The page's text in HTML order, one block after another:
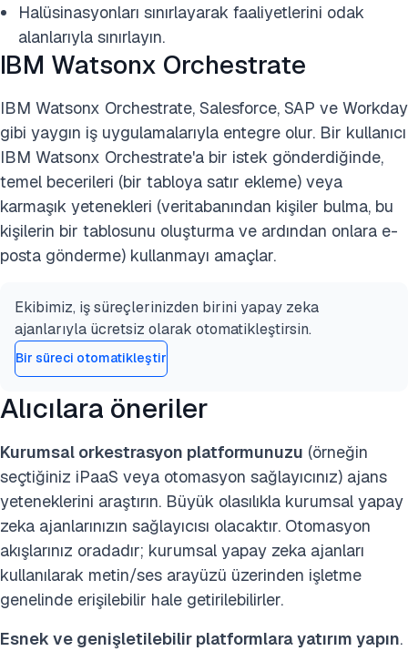
Halüsinasyonları sınırlayarak faaliyetlerini odak
alanlarıyla sınırlayın.
IBM Watsonx Orchestrate
IBM Watsonx Orchestrate, Salesforce, SAP ve Workday
gibi yaygın iş uygulamalarıyla entegre olur. Bir kullanıcı
IBM Watsonx Orchestrate'a bir istek gönderdiğinde,
temel becerileri (bir tabloya satır ekleme) veya
karmaşık yetenekleri (veritabanından kişiler bulma, bu
kişilerin bir tablosunu oluşturma ve ardından onlara e-
posta gönderme) kullanmayı amaçlar.
Ekibimiz, iş süreçlerinizden birini yapay zeka
ajanlarıyla ücretsiz olarak otomatikleştirsin.
Bir süreci otomatikleştir
Alıcılara öneriler
Kurumsal orkestrasyon platformunuzu (örneğin
seçtiğiniz iPaaS veya otomasyon sağlayıcınız) ajans
yeteneklerini araştırın. Büyük olasılıkla kurumsal yapay
zeka ajanlarınızın sağlayıcısı olacaktır. Otomasyon
akışlarınız oradadır; kurumsal yapay zeka ajanları
kullanılarak metin/ses arayüzü üzerinden işletme
genelinde erişilebilir hale getirilebilirler.
Esnek ve genişletilebilir platformlara yatırım yapın.